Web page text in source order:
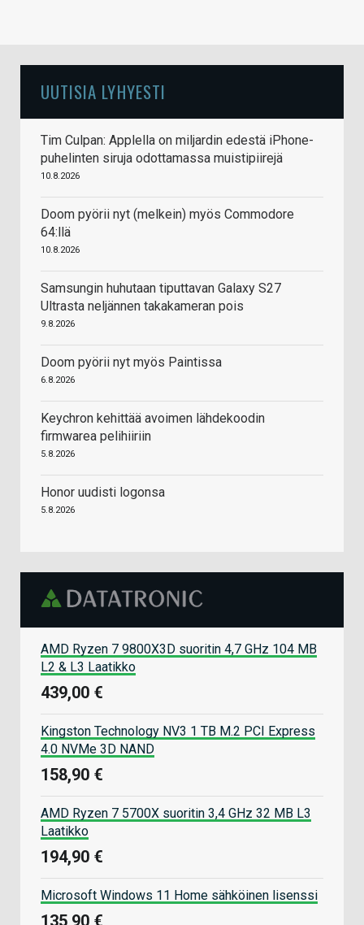
UUTISIA LYHYESTI
Tim Culpan: Applella on miljardin edestä iPhone-
puhelinten siruja odottamassa muistipiirejä
10.8.2026
Doom pyörii nyt (melkein) myös Commodore
64:llä
10.8.2026
Samsungin huhutaan tiputtavan Galaxy S27
Ultrasta neljännen takakameran pois
9.8.2026
Doom pyörii nyt myös Paintissa
6.8.2026
Keychron kehittää avoimen lähdekoodin
firmwarea pelihiiriin
5.8.2026
Honor uudisti logonsa
5.8.2026
AMD Ryzen 7 9800X3D suoritin 4,7 GHz 104 MB
L2 & L3 Laatikko
439,00 €
Kingston Technology NV3 1 TB M.2 PCI Express
4.0 NVMe 3D NAND
158,90 €
AMD Ryzen 7 5700X suoritin 3,4 GHz 32 MB L3
Laatikko
194,90 €
Microsoft Windows 11 Home sähköinen lisenssi
135,90 €